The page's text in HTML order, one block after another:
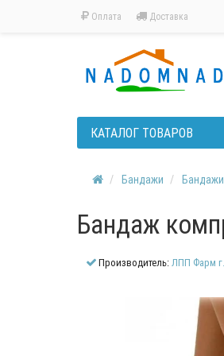
Оплата Доставка
КАТАЛОГ ТОВАРОВ
Бандажи
Бандаж
Производитель:ЛПП Фарм